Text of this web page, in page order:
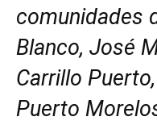
comunidades
Blanco, José
Carrillo
Puerto